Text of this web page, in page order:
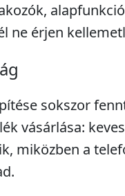
ne érjen
sokszor
vásárlása:
miközben a